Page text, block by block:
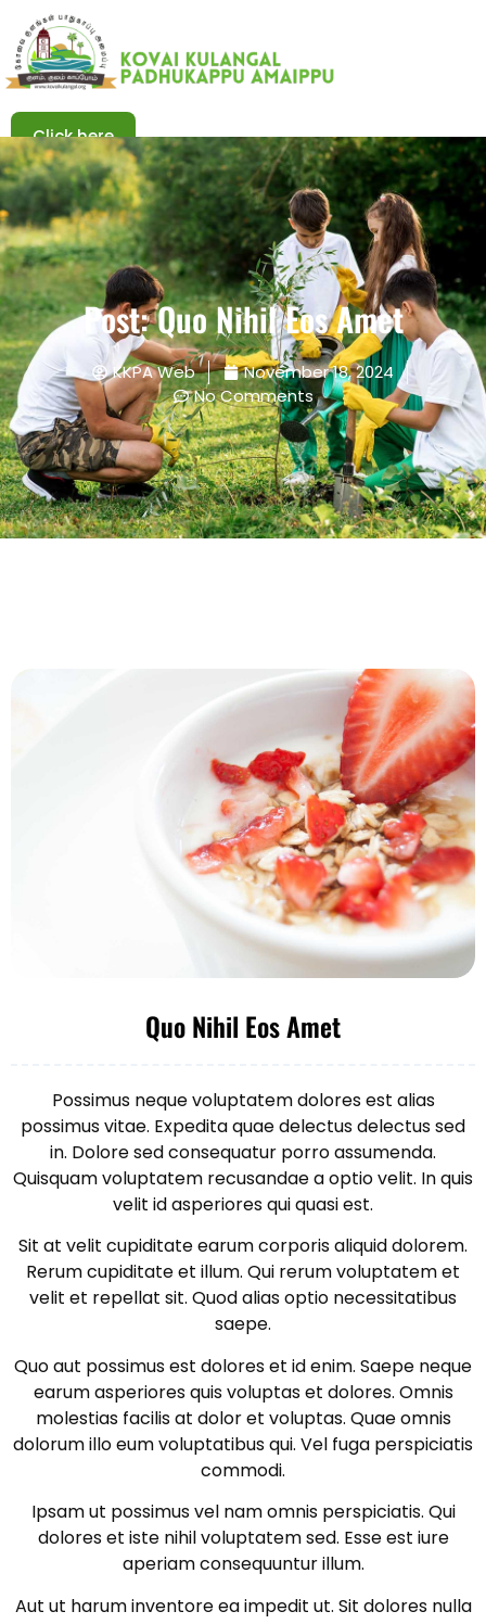
Click here
Click here
Post: Quo Nihil Eos Amet
KKPA Web
November 18, 2024
No Comments
Quo Nihil Eos Amet
Possimus neque voluptatem dolores est alias
possimus vitae. Expedita quae delectus delectus sed
in. Dolore sed consequatur porro assumenda.
Quisquam voluptatem recusandae a optio velit. In quis
velit id asperiores qui quasi est.
Sit at velit cupiditate earum corporis aliquid dolorem.
Rerum cupiditate et illum. Qui rerum voluptatem et
velit et repellat sit. Quod alias optio necessitatibus
saepe.
Quo aut possimus est dolores et id enim. Saepe neque
earum asperiores quis voluptas et dolores. Omnis
molestias facilis at dolor et voluptas. Quae omnis
dolorum illo eum voluptatibus qui. Vel fuga perspiciatis
commodi.
Ipsam ut possimus vel nam omnis perspiciatis. Qui
dolores et iste nihil voluptatem sed. Esse est iure
aperiam consequuntur illum.
Aut ut harum inventore ea impedit ut. Sit dolores nulla